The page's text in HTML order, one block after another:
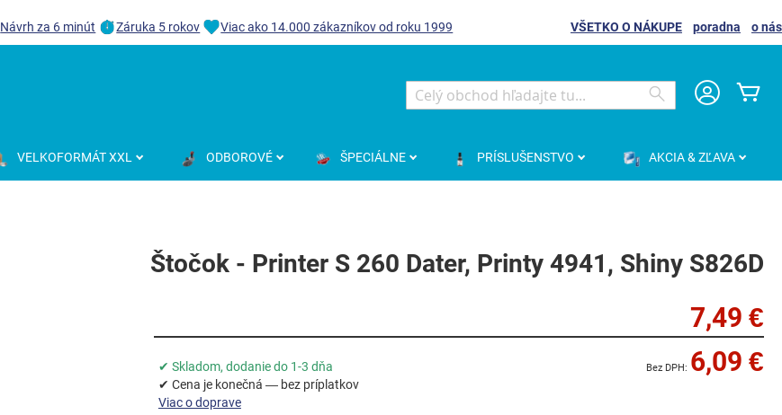
Návrh za 6 minút Záruka 5 rokov Viac ako 14.000 zákazníkov od roku 1999 VŠETKO O NÁKUPE poradna
o nás
Search
VELKOFORMÁT XXL ODBOROVÉ ŠPECIÁLNE PRÍSLUŠENSTVO AKCIA & ZĽAVA
Štočok - Printer S 260 Dater, Printy 4941, Shiny S826D
7,49 €
6,09 €
✔ Skladom, dodanie do 1-3 dňa
✔ Cena je konečná — bez príplatkov
Viac o doprave